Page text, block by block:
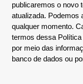
publicaremos o novo
atualizada. Podemos
qualquer momento.
termos dessa
por meio das
banco de dados ou